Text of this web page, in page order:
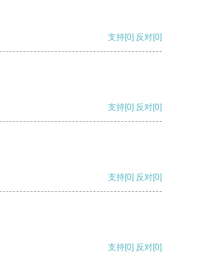
支持[0] 反对[0]
支持[0] 反对[0]
支持[0] 反对[0]
支持[0] 反对[0]